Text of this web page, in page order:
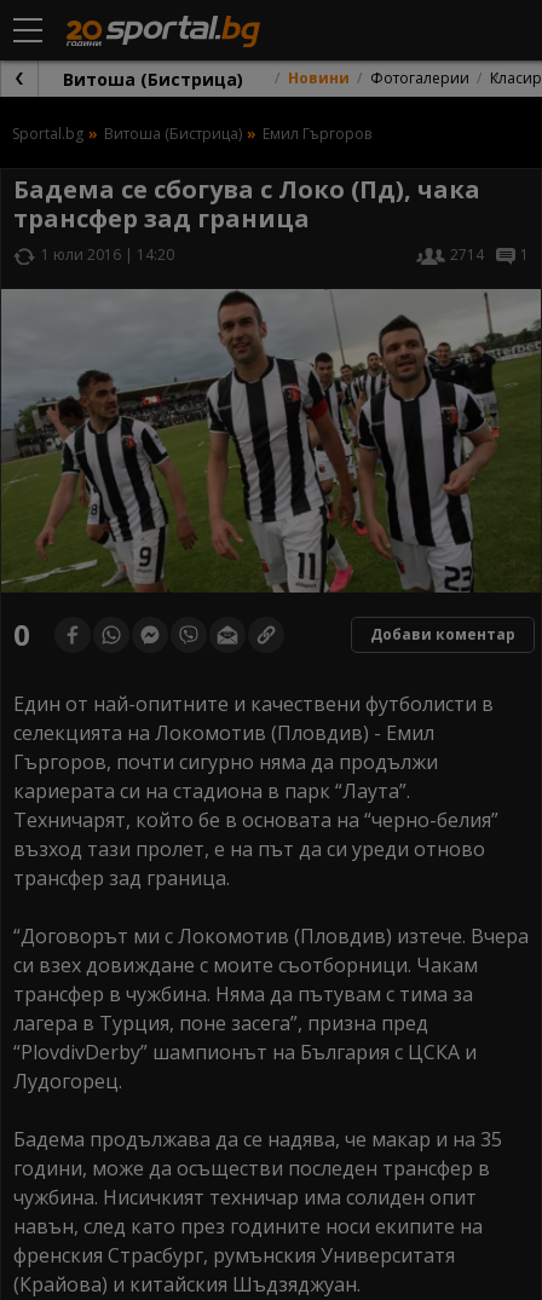
Витоша (Бистрица) Новини Фотогалерии
Sportal.bg Витоша (Бистрица) Емил Гъргоров
Бадема се сбогува с Локо (Пд), чака
трансфер зад граница
1 юли 2016 | 14:20 2714 1
0 Добави коментар
Един от най-опитните и качествени футболисти в
селекцията на Локомотив (Пловдив) - Емил
Гъргоров, почти сигурно няма да продължи
кариерата си на стадиона в парк “Лаута”.
Техничарят, който бе в основата на “черно-белия”
възход тази пролет, е на път да си уреди отново
трансфер зад граница.
“Договорът ми с Локомотив (Пловдив) изтече. Вчера
си взех довиждане с моите съотборници. Чакам
трансфер в чужбина. Няма да пътувам с тима за
лагера в Турция, поне засега”, призна пред
“PlovdivDerby” шампионът на България с ЦСКА и
Лудогорец.
Бадема продължава да се надява, че макар и на 35
години, може да осъществи последен трансфер в
чужбина. Нисичкият техничар има солиден опит
навън, след като през годините носи екипите на
френския Страсбург, румънския Университатя
(Крайова) и китайския Шъдзяджуан.